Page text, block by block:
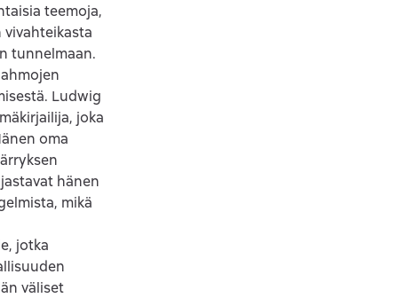
teemoja,
tunnelmaan.
Ludwig
joka
oma
hänen
mikä
jotka
väliset